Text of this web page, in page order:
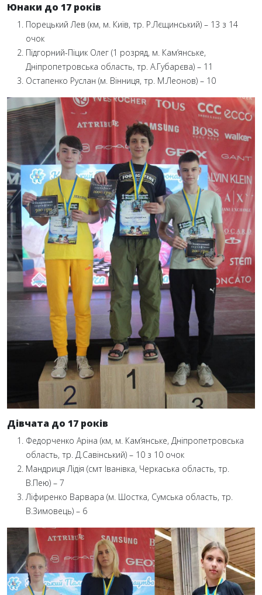
Юнаки до 17 років
Порецький Лев (км, м. Київ, тр. Р.Лєщинський) – 13 з 14
очок
Підгорний-Піцик Олег (1 розряд, м. Кам’янське,
Дніпропетровська область, тр. А.Губарєва) – 11
Остапенко Руслан (м. Вінниця, тр. М.Леонов) – 10
Дівчата до 17 років
Федорченко Аріна (км, м. Кам’янське, Дніпропетровська
область, тр. Д.Савінський) – 10 з 10 очок
Мандриця Лідія (смт Іванівка, Черкаська область, тр.
В.Пею) – 7
Ліфиренко Варвара (м. Шостка, Сумська область, тр.
В.Зимовець) – 6